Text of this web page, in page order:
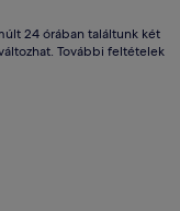
24 órában találtunk két
További feltételek